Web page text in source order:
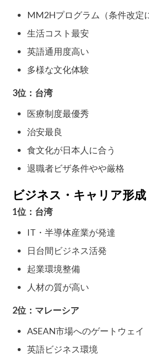
MM2Hプログラム（条件改定
生活コスト最安
英語通用度高い
多様な文化体験
3位：台湾
医療制度最優秀
治安最良
食文化が日本人に合う
退職者ビザ条件やや厳格
ビジネス・キャリア形成
1位：台湾
IT・半導体産業が発達
日台間ビジネス活発
起業環境整備
人材の質が高い
2位：マレーシア
ASEAN市場へのゲートウェイ
英語ビジネス環境